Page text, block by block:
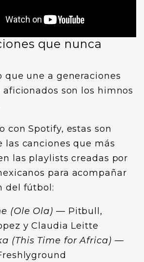
que nunca
que une a generaciones
aficionados son los himnos
con Spotify, estas son
las canciones que más
las playlists creadas por
para acompañar
del fútbol:
(Ole Ola) — Pitbull,
y Claudia Leitte
(This Time for Africa) —